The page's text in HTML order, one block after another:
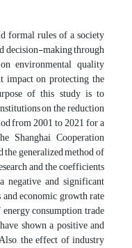
formal rules of a society
decision-making through
environmental quality
impact on protecting the
of this study is to
on the reduction
from 2001 to 2021 for a
Shanghai Cooperation
generalized method of
and the coefficients
negative and significant
economic growth rate
consumption, trade
shown a positive and
the effect of industry